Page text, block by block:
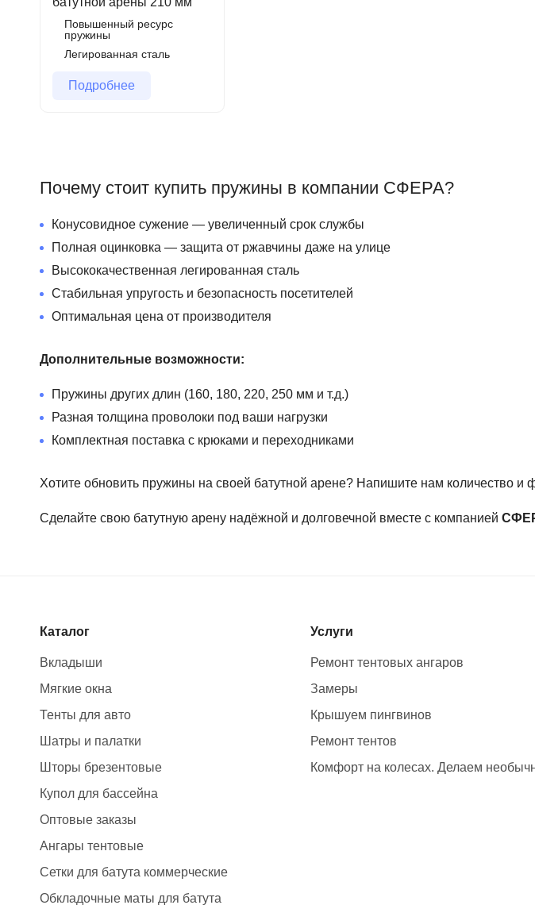
её службы.
Материал: высококачественная легированная пружинная сталь.
Покрытие: оцинкованное (тонкий слой цинка) — надёжная защита от коррозии,
Увеличенный ресурс работы в 1,5–2 раза по сравнению с обычными пружинами
Высокая устойчивость к коррозии (подходят для открытых площадок)
Равномерное распределение нагрузки
Стабильная жёсткость на протяжении всего срока эксплуатации
Соответствуют высоким требованиям безопасности коммерческих объектов
Нужны пружины точно под ваш батут? Укажите количество и размеры — подберём
Повышенный ресурс
пружины
Легированная сталь
Подробнее
Почему стоит купить пружины в компании СФЕРА?
Конусовидное сужение — увеличенный срок службы
Полная оцинковка — защита от ржавчины даже на улице
Высококачественная легированная сталь
Стабильная упругость и безопасность посетителей
Оптимальная цена от производителя
Дополнительные возможности:
Пружины других длин (160, 180, 220, 250 мм и т.д.)
Разная толщина проволоки под ваши нагрузки
Комплектная поставка с крюками и переходниками
Хотите обновить пружины на своей батутной арене? Напишите нам количество
Сделайте свою батутную арену надёжной и долговечной вместе с компанией
Каталог
Вкладыши
Мягкие окна
Тенты для авто
Шатры и палатки
Шторы брезентовые
Купол для бассейна
Оптовые заказы
Ангары тентовые
Сетки для батута коммерческие
Обкладочные маты для батута
Услуги
Ремонт тентовых ангаров
Замеры
Крышуем пингвинов
Ремонт тентов
Комфорт на колесах. Делаем